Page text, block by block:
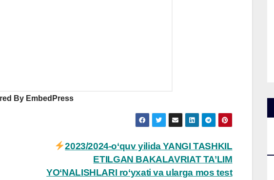
By EmbedPress
2023/2024-o‘quv yilida YANGI TASHKIL
ETILGAN BAKALAVRIAT TA’LIM
YO‘NALISHLARI ro‘yxati va ularga mos test